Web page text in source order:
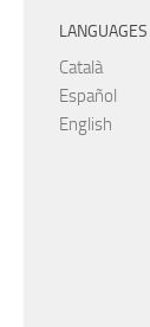
LANGUAGES
Català
Español
English